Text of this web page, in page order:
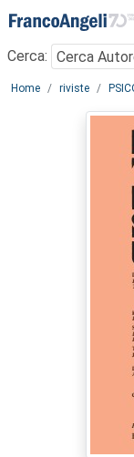
Menu
Cerca:
Main content
Home riviste